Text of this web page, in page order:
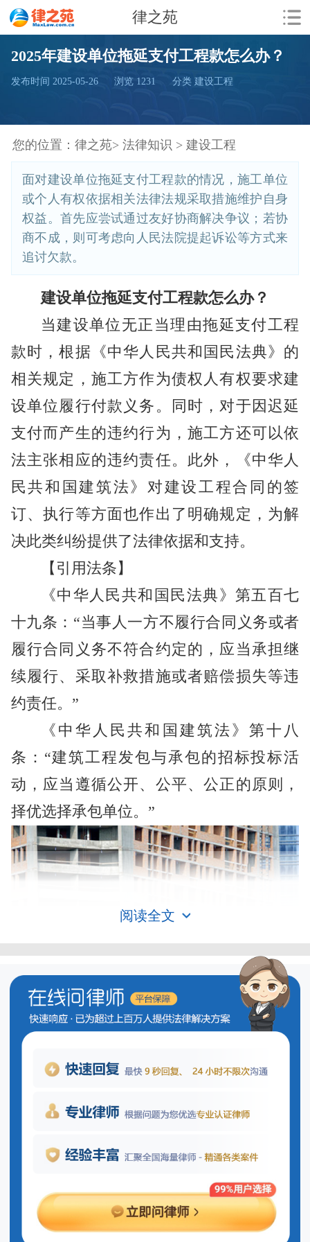
律之苑
2025年建设单位拖延支付工程款怎么办？
发布时间 2025-05-26 浏览 1231 分类 建设工程
您的位置： 律之苑> 法律知识 > 建设工程
面对建设单位拖延支付工程款的情况，施工单位
或个人有权依据相关法律法规采取措施维护自身
权益。首先应尝试通过友好协商解决争议；若协
商不成，则可考虑向人民法院提起诉讼等方式来
追讨欠款。
建设单位拖延支付工程款怎么办？
当建设单位无正当理由拖延支付工程
款时，根据《中华人民共和国民法典》的
相关规定，施工方作为债权人有权要求建
设单位履行付款义务。同时，对于因迟延
支付而产生的违约行为，施工方还可以依
法主张相应的违约责任。此外，《中华人
民共和国建筑法》对建设工程合同的签
订、执行等方面也作出了明确规定，为解
决此类纠纷提供了法律依据和支持。
【引用法条】
《中华人民共和国民法典》第五百七
十九条：“当事人一方不履行合同义务或者
履行合同义务不符合约定的，应当承担继
续履行、采取补救措施或者赔偿损失等违
约责任。”
《中华人民共和国建筑法》第十八
条：“建筑工程发包与承包的招标投标活
动，应当遵循公开、公平、公正的原则，
择优选择承包单位。”
保修期内维修责任归属?
根据我国相关法律法规，在产品保修
期内，若消费者购买的商品出现质量问
修理、更换或退货服务。具体而言，如果
问题源于生产过程，则由生产方承担维修
及相关费用；而若问题发生在销售环节，
则应由销售方负责处理。这一规定旨在保
护消费者的合法权益，确保他们能够获得
阅读全文